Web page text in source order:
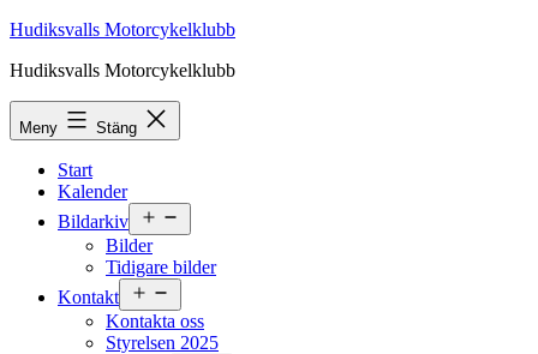
Hoppa
innehåll
Hudiksvalls Motorcykelklubb
Hudiksvalls Motorcykelklubb
Meny Stäng
Start
Kalender
Bildarkiv
meny
Bilder
Tidigare bilder
Kontakt
meny
Kontakta oss
Styrelsen 2025